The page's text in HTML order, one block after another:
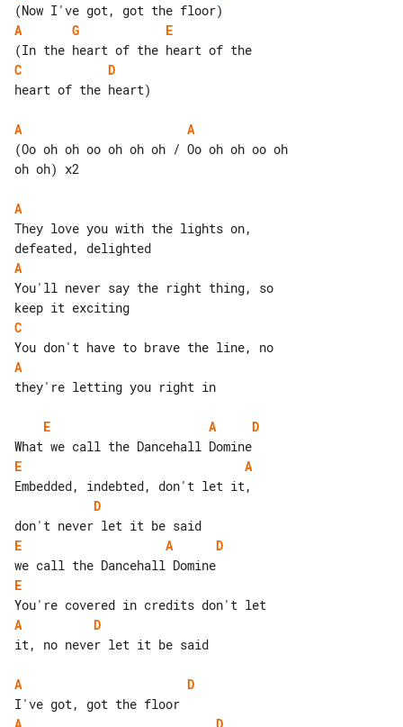
A
G
E
C
D
heart of the heart)
A
A
(Oo oh oh oo oh oh oh / Oo oh oh oo oh
oh oh) x2
A
They love you with the lights on,
A
You'll never say the right thing, so
C
A
they're letting you right in
E A
D
E
A
D
E
A
D
E
A
D
it, no never let it be said
A
D